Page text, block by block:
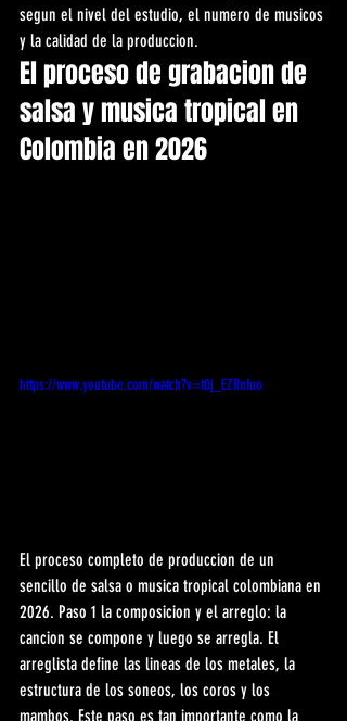
segun el nivel del estudio, el numero de musicos
y la calidad de la produccion.
El proceso de grabacion de
salsa y musica tropical en
Colombia en 2026
https://www.youtube.com/watch?v=t0j_EZRnfuo
El proceso completo de produccion de un
sencillo de salsa o musica tropical colombiana en
2026. Paso 1 la composicion y el arreglo: la
cancion se compone y luego se arregla. El
arreglista define las lineas de los metales, la
estructura de los soneos, los coros y los
mambos. Este paso es tan importante como la